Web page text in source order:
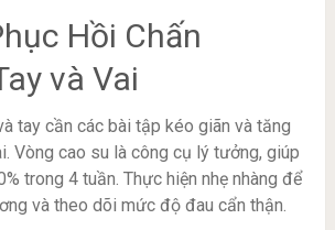
Hồi Chấn
và Vai
tay cần các bài tập kéo giãn và tăng
Vòng cao su là công cụ lý tưởng, giúp
trong 4 tuần. Thực hiện nhẹ nhàng để
và theo dõi mức độ đau cẩn thận.